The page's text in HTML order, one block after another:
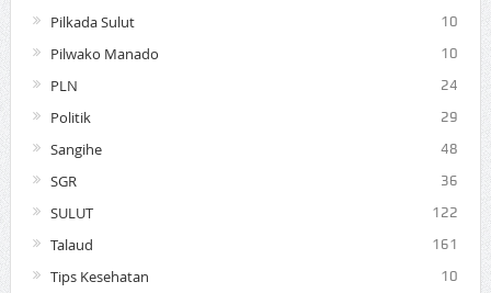
Pilkada Sulut 10
Pilwako Manado 10
PLN 24
Politik 29
Sangihe 48
SGR 36
SULUT 122
Talaud 161
Tips Kesehatan 10